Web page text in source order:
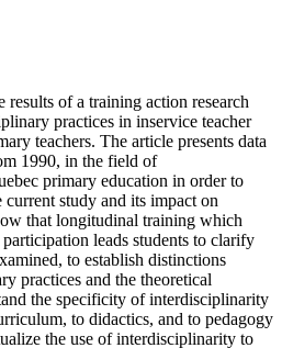
results of a training action research
practices in inservice teacher
teachers. The article presents data
1990, in the field of
primary education in order to
current study and its impact on
that longitudinal training which
leads students to clarify
to establish distinctions
practices and the theoretical
the specificity of interdisciplinarity
to didactics, and to pedagogy
the use of interdisciplinarity to